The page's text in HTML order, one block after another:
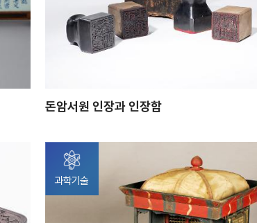
돈암서원 인장과 인장함
과학기술